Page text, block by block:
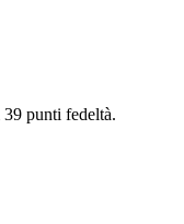
39 punti fedeltà.